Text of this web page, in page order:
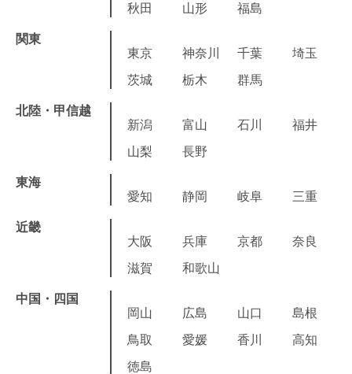
秋田 山形 福島
関東
東京
神奈川 千葉
埼玉
茨城
栃木 群馬
北陸・甲信越
新潟
富山 石川
福井
山梨
長野
東海
愛知
静岡 岐阜 三重
近畿
大阪
兵庫 京都
奈良
滋賀
和歌山
中国・四国
岡山
広島 山口
島根
鳥取
愛媛 香川
高知
徳島